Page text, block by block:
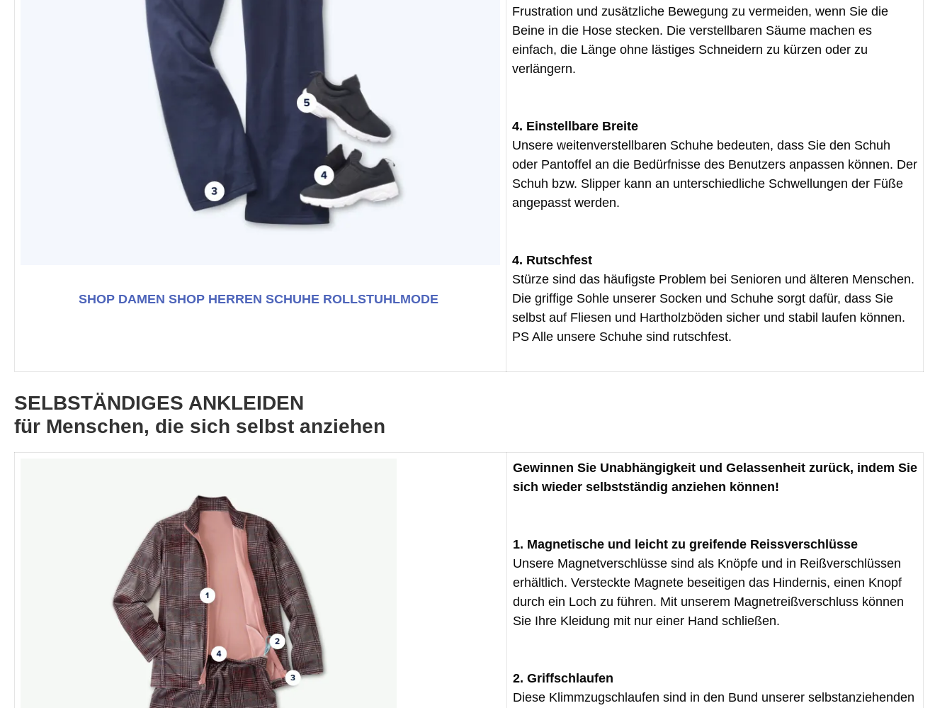
SHOP DAMEN SHOP HERREN SCHUHE ROLLSTUHLMODE
Frustration und zusätzliche Bewegung zu vermeiden, wenn Sie die
Beine in die Hose stecken. Die verstellbaren Säume machen es
einfach, die Länge ohne lästiges Schneidern zu kürzen oder zu
verlängern.
4. Einstellbare Breite
Unsere weitenverstellbaren Schuhe bedeuten, dass Sie den Schuh
oder Pantoffel an die Bedürfnisse des Benutzers anpassen können. Der
Schuh bzw. Slipper kann an unterschiedliche Schwellungen der Füße
angepasst werden.
4. Rutschfest
Stürze sind das häufigste Problem bei Senioren und älteren Menschen.
Die griffige Sohle unserer Socken und Schuhe sorgt dafür, dass Sie
selbst auf Fliesen und Hartholzböden sicher und stabil laufen können.
PS Alle unsere Schuhe sind rutschfest.
SELBSTÄNDIGES ANKLEIDEN
für Menschen, die sich selbst anziehen
Gewinnen Sie Unabhängigkeit und Gelassenheit zurück, indem Sie
sich wieder selbstständig anziehen können!
1. Magnetische und leicht zu greifende Reissverschlüsse
Unsere Magnetverschlüsse sind als Knöpfe und in Reißverschlüssen
erhältlich. Versteckte Magnete beseitigen das Hindernis, einen Knopf
durch ein Loch zu führen. Mit unserem Magnetreißverschluss können
Sie Ihre Kleidung mit nur einer Hand schließen.
2. Griffschlaufen
Diese Klimmzugschlaufen sind in den Bund unserer selbstanziehenden